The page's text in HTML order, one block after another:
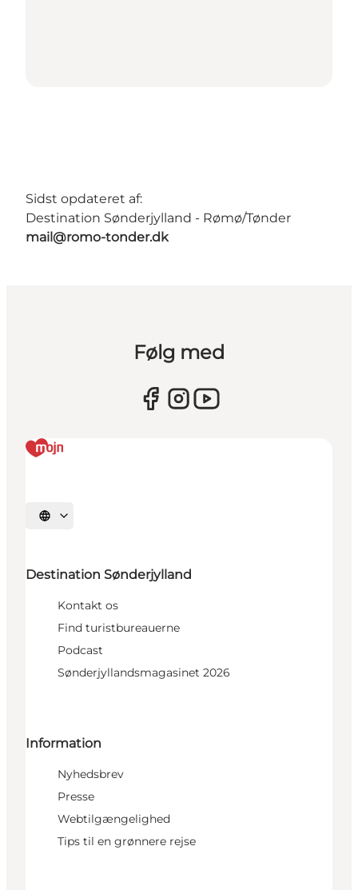
Sidst opdateret af:
Destination Sønderjylland - Rømø/Tønder
mail@romo-tonder.dk
Følg med
Vælg sprog
Destination Sønderjylland
Kontakt os
Find turistbureauerne
Podcast
Sønderjyllandsmagasinet 2026
Information
Nyhedsbrev
Presse
Webtilgængelighed
Tips til en grønnere rejse